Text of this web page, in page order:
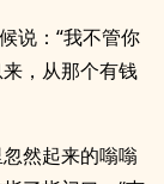
说：“我不管你
，从那个有钱
然起来的嗡嗡